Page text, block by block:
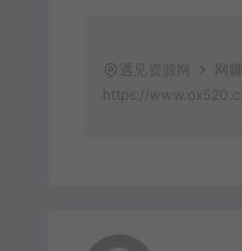
遇见资源网 网
https://